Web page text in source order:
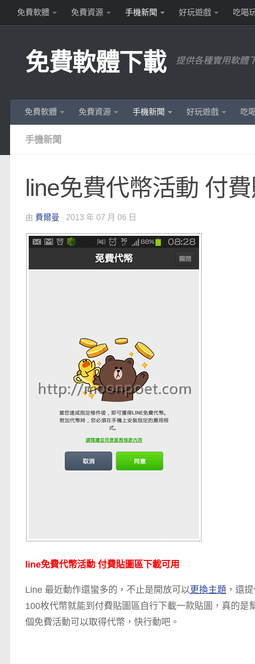
Skip to content
免費軟體 免費資源 手機新聞 好玩遊戲 吃喝
免費軟體下載 提供各種實用軟體
免費軟體 免費資源 手機新聞 好玩遊戲 吃
手機新聞
line免費代幣活動 付
由 費爾曼 · 2013 年 07 月 06 日
line免費代幣活動 付費貼圖區下載可用
Line 最近動作還蠻多的，不止是開放可以更換主題 ，還
100枚代幣就能到付費貼圖區自行下載一款貼圖，真的
個免費活動可以取得代幣，快行動吧。